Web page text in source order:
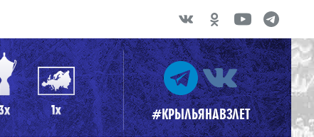
#КРЫЛЬЯНАВЗЛЕТ